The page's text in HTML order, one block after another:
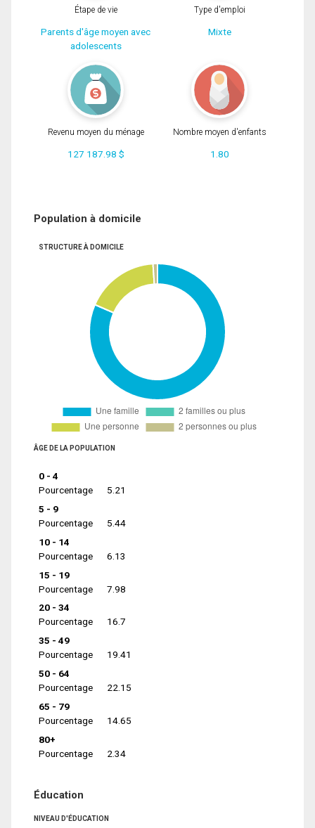
Étape de vie
Parents d'âge moyen avec
adolescents
Type d'emploi
Mixte
Revenu moyen du ménage
127 187.98 $
Nombre moyen d'enfants
1.80
Population à domicile
STRUCTURE À DOMICILE
ÂGE DE LA POPULATION
0 - 4
Pourcentage
5.21
5 - 9
Pourcentage
5.44
10 - 14
Pourcentage
6.13
15 - 19
Pourcentage
7.98
20 - 34
Pourcentage
16.7
35 - 49
Pourcentage
19.41
50 - 64
Pourcentage
22.15
65 - 79
Pourcentage
14.65
80+
Pourcentage
2.34
Éducation
NIVEAU D'ÉDUCATION